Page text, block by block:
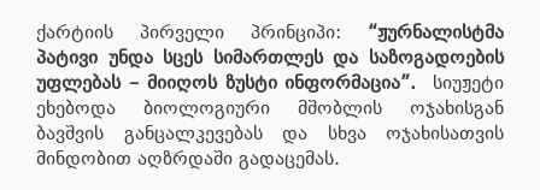
ქარტიის პირველი პრინციპი: “ჟურნალისტმა
პატივი უნდა სცეს სიმართლეს და საზოგადოების
უფლებას – მიიღოს ზუსტი ინფორმაცია”.
სიუჟეტი
ეხებოდა ბიოლოგიური მშობლის ოჯახისგან
ბავშვის განცალკევებას და სხვა ოჯახისათვის
მინდობით აღზრდაში გადაცემას.